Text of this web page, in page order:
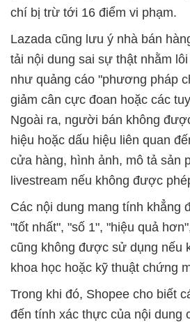
chí bị trừ tới 16 điểm vi phạm.
Lazada cũng lưu ý nhà bán
tải nội dung sai sự thật nhằm
như quảng cáo "phương pháp
giảm cân cực đoan hoặc các
Ngoài ra, người bán không
hiệu hoặc dấu hiệu liên quan
cửa hàng, hình ảnh, mô tả sản
livestream nếu không được
Các nội dung mang tính khẳng
"tốt nhất", "số 1", "hiệu quả
cũng không được sử dụng nếu
khoa học hoặc kỹ thuật chứng
Trong khi đó, Shopee cho biết
đến tính xác thực của nội dung